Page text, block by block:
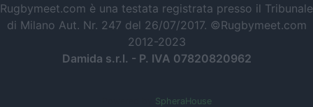
Rugbymeet.com è una testata registrata presso il Tribunale
di Milano Aut. Nr. 247 del 26/07/2017. ©Rugbymeet.com
2012-2023
Damida s.r.l. - P. IVA 07820820962
SpheraHouse